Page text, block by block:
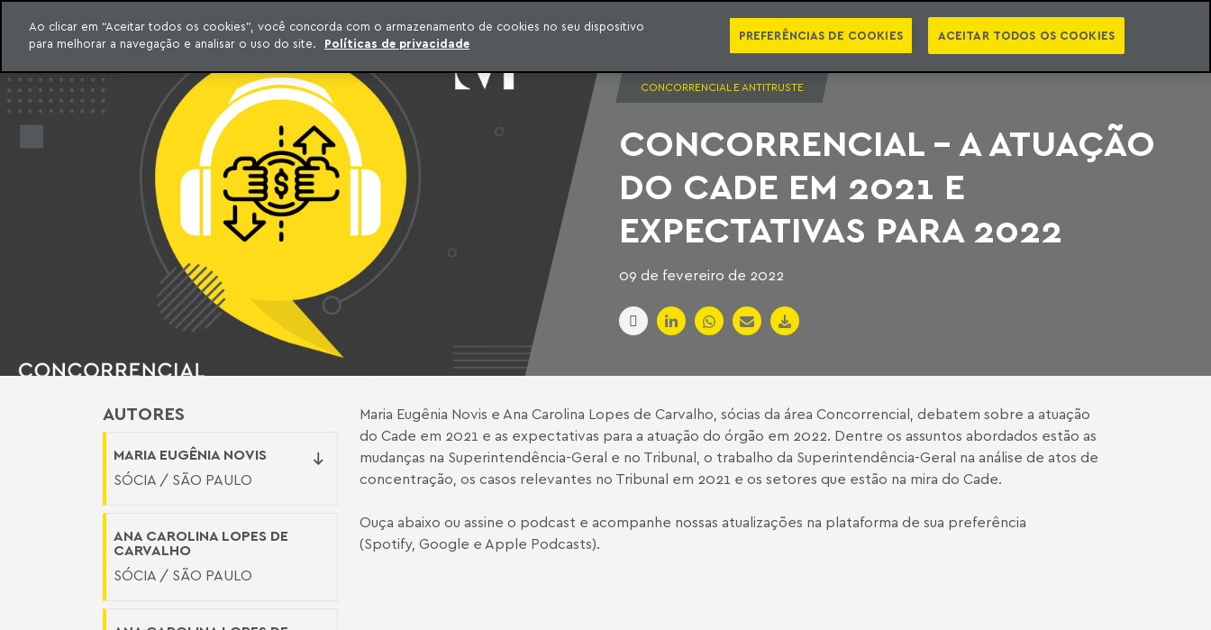
para o conteúdo
Machado Meyer
INTELIGÊNCIA JURÍDICA
CONTEÚDO EXCLUSIVO MACHADO MEYER ADVOGADOS
SÉRIES PUBLICAÇÕES EBOOKS PODCASTS NEWSLETTER VIDEOCASTS PT EN CATEGORIAS
CONCORRENCIAL E ANTITRUSTE
CONCORRENCIAL - A ATUAÇÃO
DO CADE EM 2021 E
EXPECTATIVAS PARA 2022
09 de fevereiro de 2022
AUTORES
MARIA EUGÊNIA NOVIS
SÓCIA / SÃO PAULO
ANA CAROLINA LOPES DE
CARVALHO
SÓCIA / SÃO PAULO
Maria Eugênia Novis e Ana Carolina Lopes de Carvalho, sócias da área Concorrencial, debatem sobre a atuação
do Cade em 2021 e as expectativas para a atuação do órgão em 2022. Dentre os assuntos abordados estão as
mudanças na Superintendência-Geral e no Tribunal, o trabalho da Superintendência-Geral na análise de atos de
concentração, os casos relevantes no Tribunal em 2021 e os setores que estão na mira do Cade.
Ouça abaixo ou assine o podcast e acompanhe nossas atualizações na plataforma de sua preferência
(Spotify, Google e Apple Podcasts).
Ao clicar em “Aceitar todos os cookies”, você concorda com o armazenamento de cookies no seu dispositivo
para melhorar a navegação e analisar o uso do site.
Políticas de privacidade
PREFERÊNCIAS DE COOKIES ACEITAR TODOS OS COOKIES